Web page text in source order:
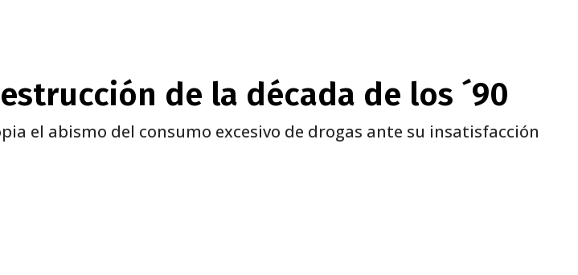
de la década de los ´90
el abismo del consumo excesivo de drogas ante su insatisfacción